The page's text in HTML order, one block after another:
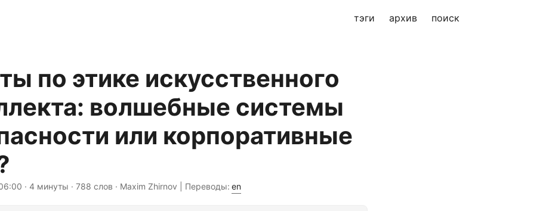
тэги архив поиск
по этике искусственного
волшебные системы
или корпоративные
· 4 минуты · 788 слов · Maxim Zhirnov | Переводы: en